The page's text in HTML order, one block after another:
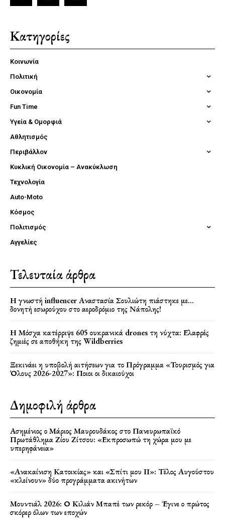
Κατηγορίες
Κοινωνία
Πολιτική
Οικονομία
Fun Time
Υγεία & Ομορφιά
Αθλητισμός
Περιβάλλον
Κυκλική Οικονομία – Ανακύκλωση
Τεχνολογία
Auto-Moto
Κόσμος
Πολιτισμός
Αγγελίες
Τελευταία άρθρα
Η γνωστή influencer Αναστασία Σουλιώτη πιάστηκε με…
δονητή εσωρούχου στο αεροδρόμιο της Νάπολης!
Η Μόσχα κατέρριψε 605 ουκρανικά drones τη νύχτα: Ελαφρές
ζημιές σε αποθήκη της Wildberries
Ξεκινάει η υποβολή αιτήσεων για το Πρόγραμμα «Τουρισμός για
Όλους 2026-2027»: Ποιοι οι δικαιούχοι
Δημοφιλή άρθρα
Ασημένιος ο Μάριος Μαυρουδάκος στο Πανευρωπαϊκό
Πρωτάθλημα Ζίου Ζίτσου: «Εκπροσωπώ τη χώρα μου με
υπερηφάνεια»
«Ανακαίνιση Κατοικίας» και «Σπίτι μου ΙΙ»: Τέλος Αυγούστου
«κλείνουν» δύο προγράμματα ακινήτων
Μουντιάλ 2026: Ο Κιλιάν Μπαπέ των ρεκόρ – Έγινε ο πρώτος
σκόρερ όλων των εποχών